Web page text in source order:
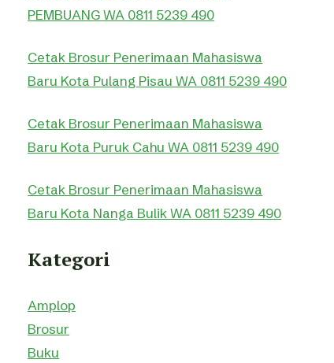
PEMBUANG WA 0811 5239 490
Cetak Brosur Penerimaan Mahasiswa
Baru Kota Pulang Pisau WA 0811 5239 490
Cetak Brosur Penerimaan Mahasiswa
Baru Kota Puruk Cahu WA 0811 5239 490
Cetak Brosur Penerimaan Mahasiswa
Baru Kota Nanga Bulik WA 0811 5239 490
Kategori
Amplop
Brosur
Buku